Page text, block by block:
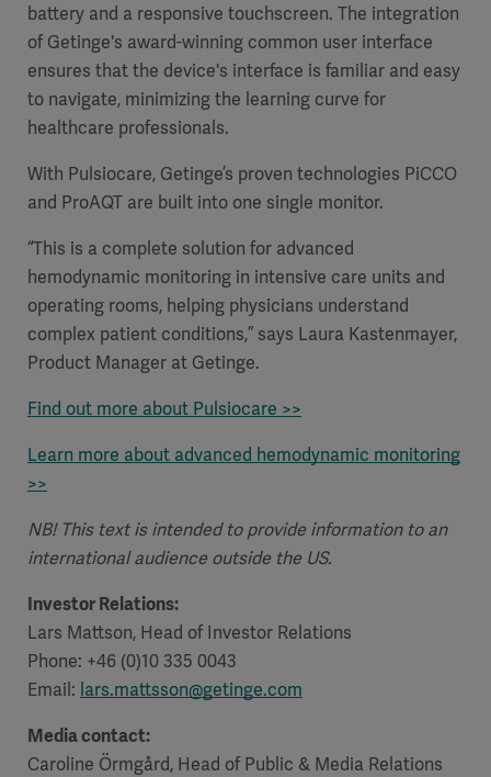
battery and a responsive touchscreen. The integration
of Getinge's award-winning common user interface
ensures that the device's interface is familiar and easy
to navigate, minimizing the learning curve for
healthcare professionals.
With Pulsiocare, Getinge’s proven technologies PiCCO
and ProAQT are built into one single monitor.
“This is a complete solution for advanced
hemodynamic monitoring in intensive care units and
operating rooms, helping physicians understand
complex patient conditions,” says Laura Kastenmayer,
Product Manager at Getinge.
Find out more about Pulsiocare >>
Learn more about advanced hemodynamic monitoring
>>
NB! This text is intended to provide information to an
international audience outside the US.
Investor Relations:
Lars Mattson, Head of Investor Relations
Phone: +46 (0)10 335 0043
Email: lars.mattsson@getinge.com
Media contact:
Caroline Örmgård, Head of Public & Media Relations